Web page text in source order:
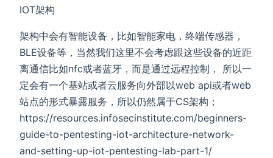
IOT架构
架构中会有智能设备，比如智能家电，终端传感器，
BLE设备等，当然我们这里不会考虑跟这些设备的近距
离通信比如nfc或者蓝牙，而是通过远程控制， 所以一
定会有一个基站或者云服务向外部以web api或者web
站点的形式暴露服务，所以仍然属于CS架构；
https://resources.infosecinstitute.com/beginners-
guide-to-pentesting-iot-architecture-network-
and-setting-up-iot-pentesting-lab-part-1/